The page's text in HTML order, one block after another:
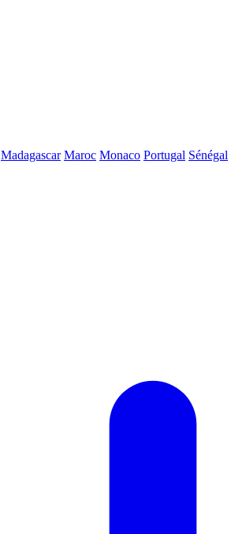
Madagascar Maroc Monaco Portugal Sénégal